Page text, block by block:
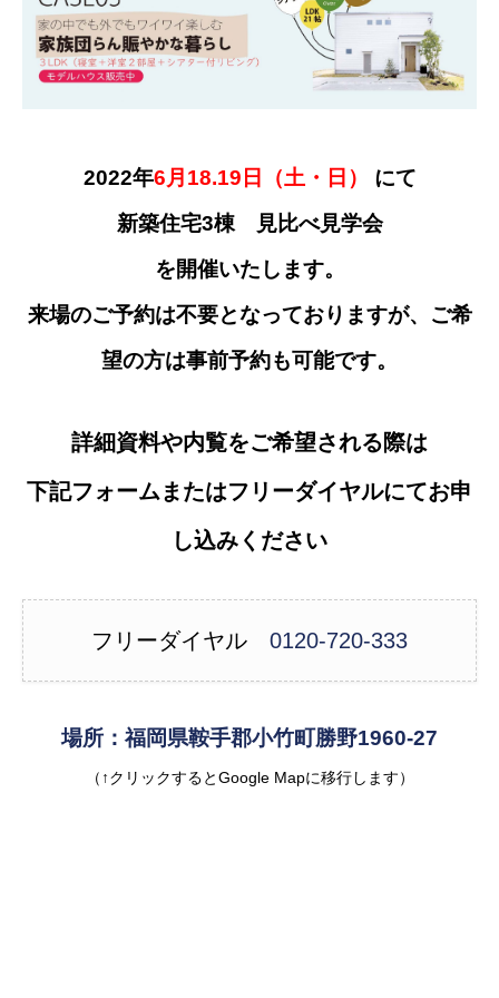
2022年6月18.19日 （土・日）
にて
新築住宅3棟 見比べ見学会
を開催いたします。
来場のご予約は不要となっておりますが、ご希
望の方は事前予約も可能です。
詳細資料や内覧をご希望される際は
下記フォーム またはフリーダイヤルにてお申
し込みください
フリーダイヤル 0120-720-333
場所：福岡県鞍手郡小竹町勝野1960-27
（↑クリックするとGoogle Mapに移行します）